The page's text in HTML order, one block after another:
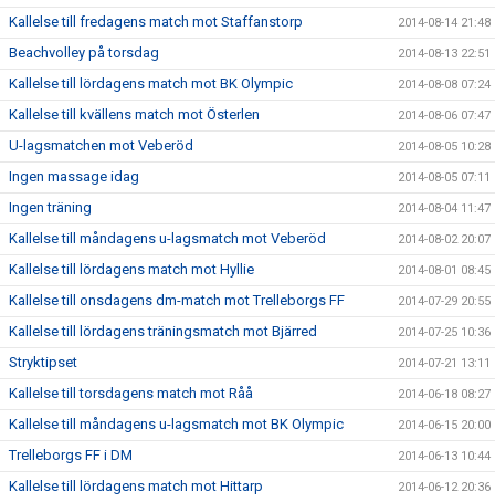
Kallelse till fredagens match mot Staffanstorp 2014-08-14 21:48
Beachvolley på torsdag 2014-08-13 22:51
Kallelse till lördagens match mot BK Olympic 2014-08-08 07:24
Kallelse till kvällens match mot Österlen 2014-08-06 07:47
U-lagsmatchen mot Veberöd 2014-08-05 10:28
Ingen massage idag 2014-08-05 07:11
Ingen träning 2014-08-04 11:47
Kallelse till måndagens u-lagsmatch mot Veberöd 2014-08-02 20:07
Kallelse till lördagens match mot Hyllie 2014-08-01 08:45
Kallelse till onsdagens dm-match mot Trelleborgs FF 2014-07-29 20:55
Kallelse till lördagens träningsmatch mot Bjärred 2014-07-25 10:36
Stryktipset 2014-07-21 13:11
Kallelse till torsdagens match mot Råå 2014-06-18 08:27
Kallelse till måndagens u-lagsmatch mot BK Olympic 2014-06-15 20:00
Trelleborgs FF i DM 2014-06-13 10:44
Kallelse till lördagens match mot Hittarp 2014-06-12 20:36